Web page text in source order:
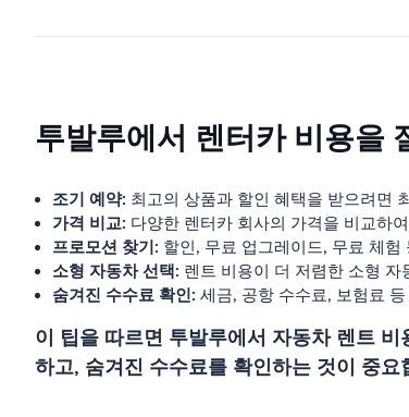
투발루에서 렌터카 비용을
조기 예약: 최고의 상품과 할인 혜택을 받으려면
가격 비교: 다양한 렌터카 회사의 가격을 비교하
프로모션 찾기: 할인, 무료 업그레이드, 무료 체
소형 자동차 선택: 렌트 비용이 더 저렴한 소형 자
숨겨진 수수료 확인: 세금, 공항 수수료, 보험료
이 팁을 따르면 투발루에서 자동차 렌트
하고, 숨겨진 수수료를 확인하는 것이 중요